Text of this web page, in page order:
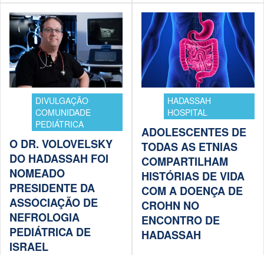
DIVULGAÇÃO
COMUNIDADE
PEDIÁTRICA
O DR. VOLOVELSKY
DO HADASSAH FOI
NOMEADO
PRESIDENTE DA
ASSOCIAÇÃO DE
NEFROLOGIA
PEDIÁTRICA DE
ISRAEL
HADASSAH
HOSPITAL
ADOLESCENTES DE
TODAS AS ETNIAS
COMPARTILHAM
HISTÓRIAS DE VIDA
COM A DOENÇA DE
CROHN NO
ENCONTRO DE
HADASSAH